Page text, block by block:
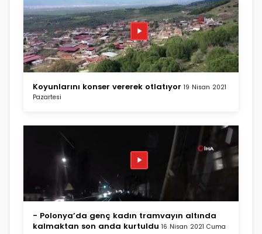
Koyunlarını konser vererek otlatıyor 19 Nisan 2021
Pazartesi
- Polonya’da genç kadın tramvayın altında
kalmaktan son anda kurtuldu 16 Nisan 2021 Cuma